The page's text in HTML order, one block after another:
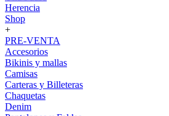
Herencia
Shop
+
PRE-VENTA
Accesorios
Bikinis y mallas
Camisas
Carteras y Billeteras
Chaquetas
Denim